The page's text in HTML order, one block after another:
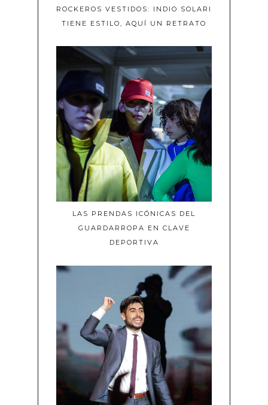
ROCKEROS VESTIDOS: INDIO SOLARI
TIENE ESTILO, AQUÍ UN RETRATO
LAS PRENDAS ICÓNICAS DEL
GUARDARROPA EN CLAVE
DEPORTIVA